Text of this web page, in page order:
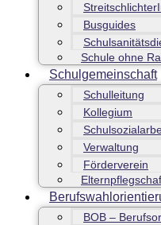
Busguides
Schule ohne
Schulgemeinschaft
Schulleitung
Kollegium
Verwaltung
Förderverein
BOB –